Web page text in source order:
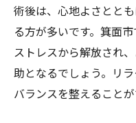
術後は、心地よさとと
る方が多いです。箕面
ストレスから解放され
助となるでしょう。リ
バランスを整えることが